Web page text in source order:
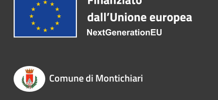
Comune di Montichiari